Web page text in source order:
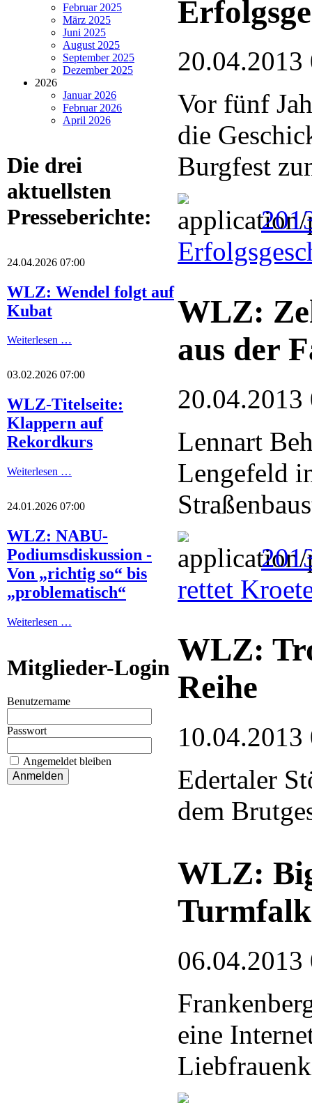
Februar 2025
März 2025
Juni 2025
August 2025
September 2025
Dezember 2025
2026
Januar 2026
Februar 2026
April 2026
Die drei
aktuellsten
Presseberichte:
24.04.2026 07:00
WLZ: Wendel folgt auf
Kubat
Weiterlesen …
03.02.2026 07:00
WLZ-Titelseite:
Klappern auf
Rekordkurs
Weiterlesen …
24.01.2026 07:00
WLZ: NABU-
Podiumsdiskussion -
Von „richtig so“ bis
„problematisch“
Weiterlesen …
Mitglieder-Login
Benutzername
Passwort
Angemeldet bleiben
20.04.2013
Vor fünf
die
Burgfest
WLZ:
aus der
20.04.2013
Lennart
Lengefeld
rettet
WLZ:
Reihe
10.04.2013
Edertaler
dem
WLZ:
06.04.2013
eine